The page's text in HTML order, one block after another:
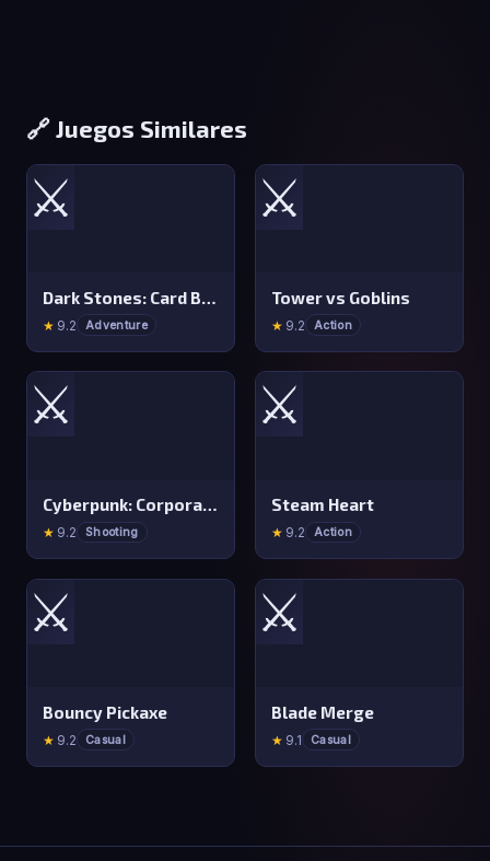
🔗 Juegos Similares
⚔️
Dark Stones: Card Battle RPG
★ 9.2 Adventure
⚔️
Tower vs Goblins
★ 9.2 Action
⚔️
Cyberpunk: Corporation
★ 9.2 Shooting
⚔️
Steam Heart
★ 9.2 Action
⚔️
Bouncy Pickaxe
★ 9.2 Casual
⚔️
Blade Merge
★ 9.1 Casual